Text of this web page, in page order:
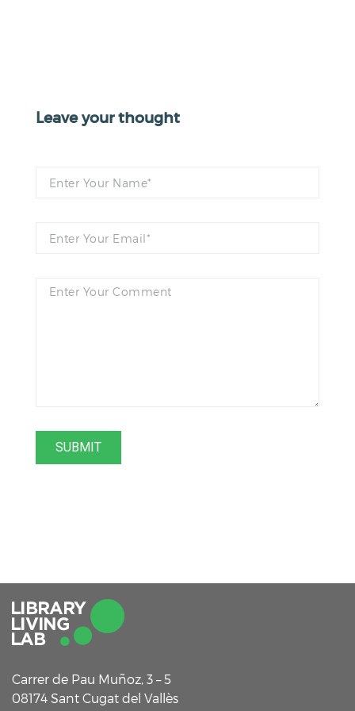
Leave your thought
Carrer de Pau Muñoz, 3 – 5
08174 Sant Cugat del Vallès